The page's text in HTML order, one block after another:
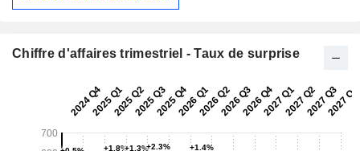
Chiffre d'affaires trimestriel - Taux de surprise